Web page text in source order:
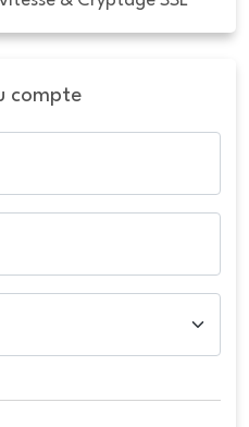
compte